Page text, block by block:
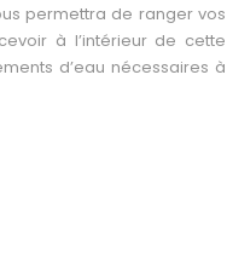
permettra de ranger vos
à l’intérieur de cette
d’eau nécessaires à